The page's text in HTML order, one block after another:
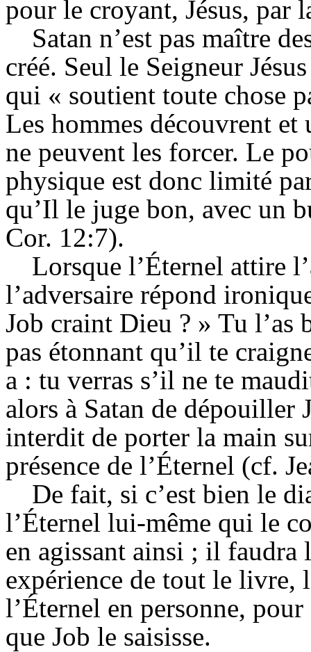
pour le croyant, Jésus, par
Satan n’est pas maître
créé. Seul le Seigneur
qui « soutient toute chose
Les hommes découvrent
ne peuvent les forcer. Le
physique est donc limité
qu’Il le juge bon, avec un
Cor. 12:7).
Lorsque l’Éternel attire
l’adversaire répond
Job craint Dieu ? » Tu l’as
pas étonnant qu’il te
a : tu verras s’il ne te
alors à Satan de dépouiller
interdit de porter la main
présence de l’Éternel (cf.
De fait, si c’est bien le
l’Éternel lui-même qui le
en agissant ainsi ; il faudra
expérience de tout le livre,
l’Éternel en personne,
que Job le saisisse.